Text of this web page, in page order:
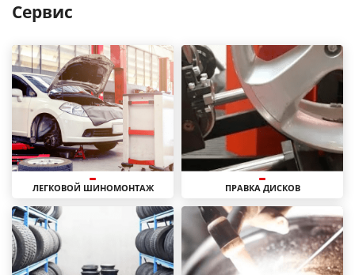
Сервис
ЛЕГКОВОЙ ШИНОМОНТАЖ ПРАВКА ДИСКОВ